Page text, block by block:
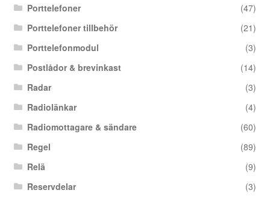
Porttelefoner
(47)
Porttelefoner tillbehör
(21)
Porttelefonmodul
(3)
Postlådor & brevinkast
(14)
Radar
(3)
Radiolänkar
(4)
Radiomottagare & sändare
(60)
Regel
(89)
Relä
(9)
Reservdelar
(3)